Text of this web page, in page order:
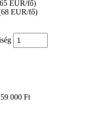
EUR/fő)
EUR/fő)
000 Ft